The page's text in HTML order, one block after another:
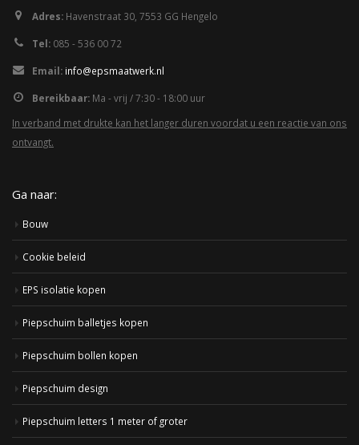
Adres: Havenstraat 30, 7553 GG Hengelo
Tel: 085 - 536 00 72
Email: info@epsmaatwerk.nl
Bereikbaar: Ma - vrij / 7:30 - 18:00 uur
In verband met drukte kan het langer duren voordat u een reactie van ons
ontvangt.
Ga naar:
Bouw
Cookie beleid
EPS isolatie kopen
Piepschuim balletjes kopen
Piepschuim bollen kopen
Piepschuim design
Piepschuim letters 1 meter of groter